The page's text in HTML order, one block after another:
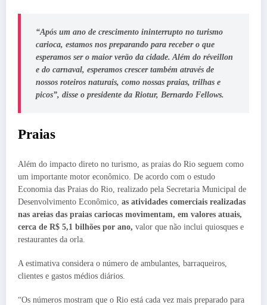
“Após um ano de crescimento ininterrupto no turismo
carioca, estamos nos preparando para receber o que
esperamos ser o maior verão da cidade. Além do réveillon
e do carnaval, esperamos crescer também através de
nossos roteiros naturais, como nossas praias, trilhas e
picos”, disse o presidente da Riotur, Bernardo Fellows.
Praias
Além do impacto direto no turismo, as praias do Rio seguem como
um importante motor econômico. De acordo com o estudo
Economia das Praias do Rio, realizado pela Secretaria Municipal de
Desenvolvimento Econômico, as atividades comerciais realizadas
nas areias das praias cariocas movimentam, em valores atuais,
cerca de R$ 5,1 bilhões por ano, valor que não inclui quiosques e
restaurantes da orla.
A estimativa considera o número de ambulantes, barraqueiros,
clientes e gastos médios diários.
“Os números mostram que o Rio está cada vez mais preparado para